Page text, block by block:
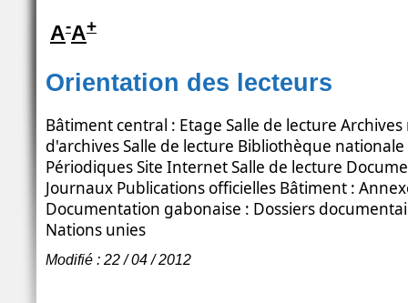
A-A+
Orientation des lecteurs
Bâtiment central : Etage Salle de lecture
d'archives Salle de lecture Bibliothèque
Périodiques Site Internet Salle de lecture
Journaux Publications officielles Bâtiment :
Documentation gabonaise : Dossiers
Nations unies
Modifié : 22 / 04 / 2012